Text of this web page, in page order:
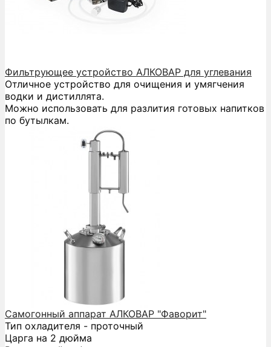
Фильтрующее устройство АЛКОВАР для углевания
Отличное устройство для очищения и умягчения
водки и дистиллята.
Можно использовать для разлития готовых напитков
по бутылкам.
Самогонный аппарат АЛКОВАР "Фаворит"
Тип охладителя - проточный
Царга на 2 дюйма